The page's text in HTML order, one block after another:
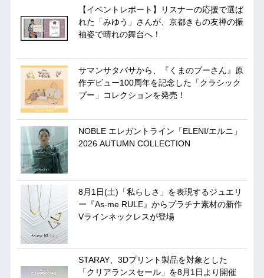
【イベントレポート】リスナーの応援で選ば
れた「みゆう」さんが、京都きもの友禅の振
袖姿で晴れの舞台へ！
サマンサタバサから、『くまのプーさん』原
作デビュー100周年を記念した「クラシック
プー」コレクションを発売！
NOBLE エレガントライン「ELENI/エルニ」
2026 AUTUMN COLLECTION
8月1日(土)「私らしさ」を表現するジュエリ
ー『As-me RULE』からプラチナ素材の新作
Vラインネックレスが登場
STARAY、3Dプリント製品を対象とした
「クリアランスセール」を8月1日より開催